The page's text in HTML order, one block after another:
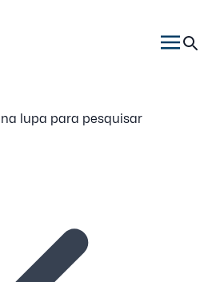
lupa para pesquisar